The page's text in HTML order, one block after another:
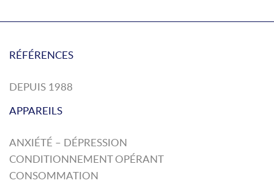
RÉFÉRENCES
DEPUIS 1988
APPAREILS
ANXIÉTÉ – DÉPRESSION
CONDITIONNEMENT OPÉRANT
CONSOMMATION